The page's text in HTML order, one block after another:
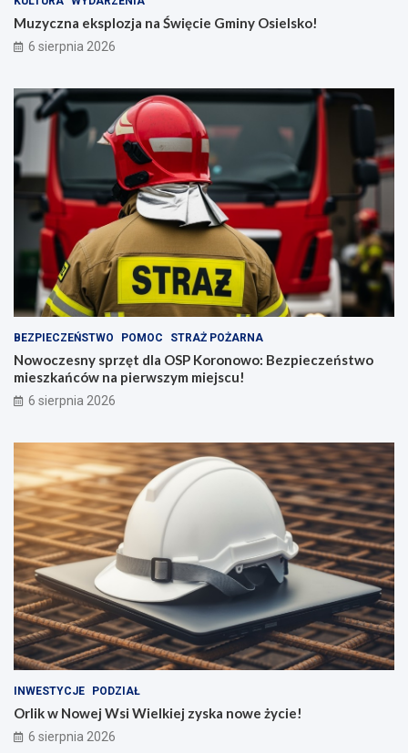
Muzyczna eksplozja na Święcie Gminy Osielsko!
6 sierpnia 2026
BEZPIECZEŃSTWO POMOC STRAŻ POŻARNA
Nowoczesny sprzęt dla OSP Koronowo: Bezpieczeństwo
mieszkańców na pierwszym miejscu!
6 sierpnia 2026
INWESTYCJE PODZIAŁ
Orlik w Nowej Wsi Wielkiej zyska nowe życie!
6 sierpnia 2026